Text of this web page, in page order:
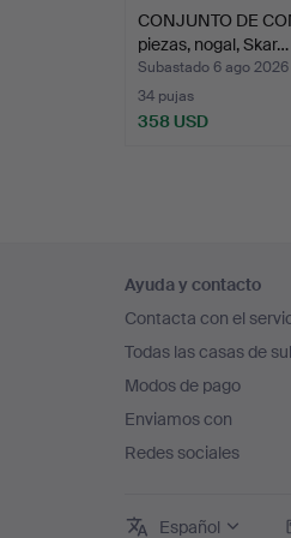
CONJUNTO DE
piezas, nogal, Skar…
Subastado 6 ago 2026
34 pujas
358 USD
en
el
pie
de
página
Ayuda y contacto
Contacta con el
Todas las casas de
Modos de pago
Enviamos con
Redes sociales
Español